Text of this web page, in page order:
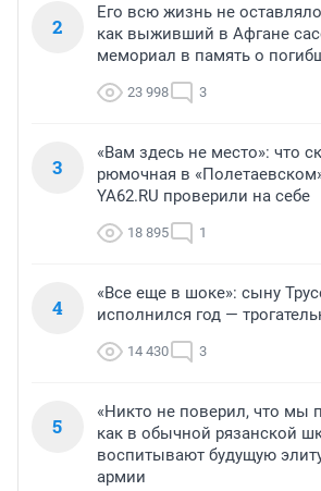
2
Его всю жизнь не
как выживший в Афгане
мемориал в память о
23 998 3
3
«Вам здесь не место»: что
рюмочная в
YA62.RU проверили на себе
18 895 1
4
«Все еще в шоке»: сыну
исполнился год —
14 430 3
5
«Никто не поверил, что мы
как в обычной рязанской
воспитывают будущую
армии